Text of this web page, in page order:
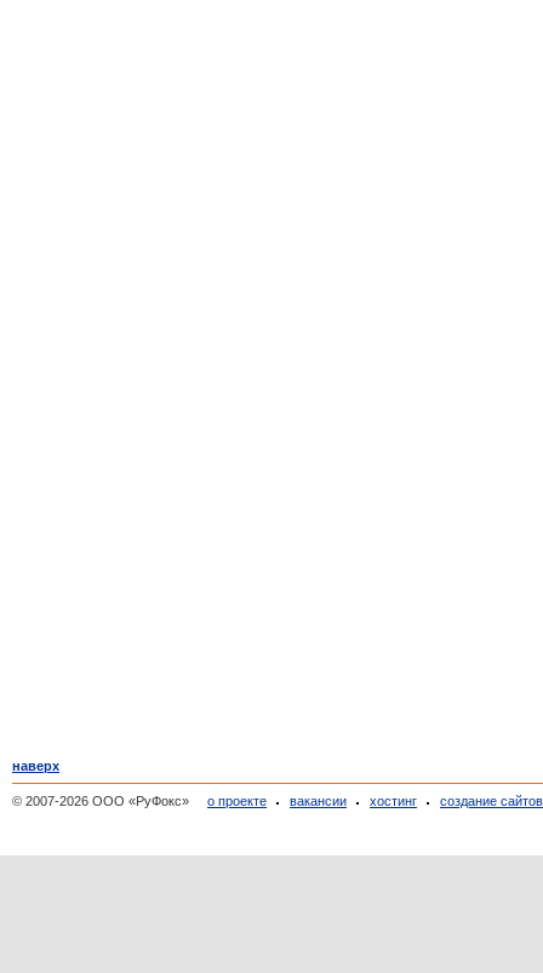
наверх
© 2007-2026 ООО «РуФокс» о проекте вакансии хостинг создание сайтов